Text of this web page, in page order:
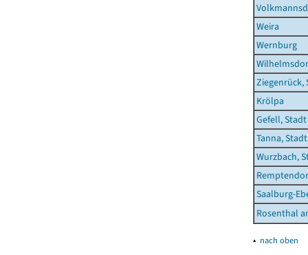
Weira
Wernburg
Ziegenrück,
Krölpa
Gefell, Stadt
Tanna, Stadt
Wurzbach,
Saalburg-
Rosenthal
▴ nach oben